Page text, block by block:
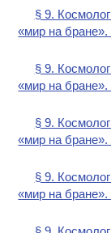
§ 9.
«мир на бране».
§ 9.
«мир на бране».
§ 9.
«мир на бране».
§ 9.
«мир на бране».